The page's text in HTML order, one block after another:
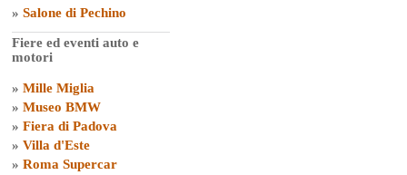
» Salone di Pechino
Fiere ed eventi auto e
motori
» Mille Miglia
» Museo BMW
» Fiera di Padova
» Villa d'Este
» Roma Supercar